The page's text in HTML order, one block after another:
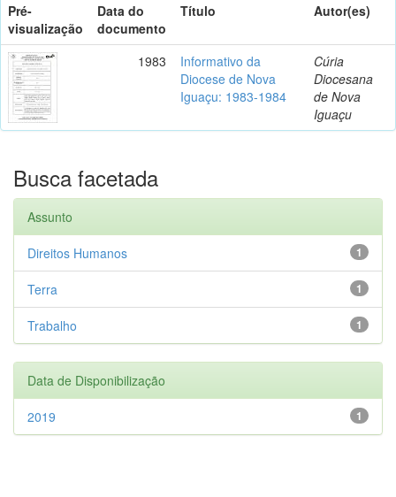
Pré-
visualização
Data do
documento
Título Autor(es)
1983
Informativo da
Diocese de Nova
Iguaçu: 1983-1984
Cúria
Diocesana
de Nova
Iguaçu
Busca facetada
Assunto
1
Direitos Humanos
1
Terra
1
Trabalho
Data de Disponibilização
1
2019